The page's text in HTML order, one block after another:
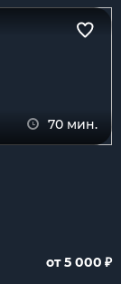
70 мин.
от 5 000 ₽